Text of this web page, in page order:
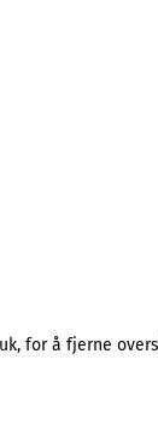
for å fjerne